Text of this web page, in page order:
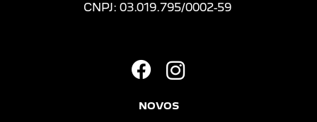
CNPJ: 03.019.795/0002-59
NOVOS